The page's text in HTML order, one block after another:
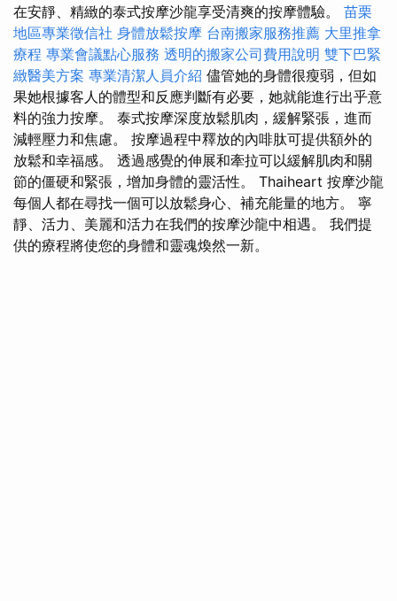
在安靜、精緻的泰式按摩沙龍享受清爽的按摩體驗。 苗栗
地區專業徵信社 身體放鬆按摩 台南搬家服務推薦 大里推拿
療程 專業會議點心服務 透明的搬家公司費用說明 雙下巴緊
緻醫美方案 專業清潔人員介紹 儘管她的身體很瘦弱，但如
果她根據客人的體型和反應判斷有必要，她就能進行出乎意
料的強力按摩。 泰式按摩深度放鬆肌肉，緩解緊張，進而
減輕壓力和焦慮。 按摩過程中釋放的內啡肽可提供額外的
放鬆和幸福感。 透過感覺的伸展和牽拉可以緩解肌肉和關
節的僵硬和緊張，增加身體的靈活性。 Thaiheart 按摩沙龍
每個人都在尋找一個可以放鬆身心、補充能量的地方。 寧
靜、活力、美麗和活力在我們的按摩沙龍中相遇。 我們提
供的療程將使您的身體和靈魂煥然一新。